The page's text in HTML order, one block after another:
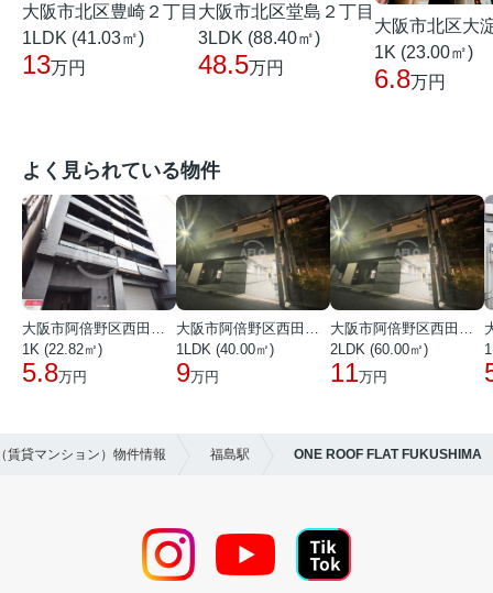
大阪市北区豊崎２丁目
1LDK (41.03㎡)
13万円
大阪市北区堂島２丁目
3LDK (88.40㎡)
48.5万円
大阪市北区大
1K (23.00㎡)
6.8万円
よく見られている物件
大阪市阿倍野区西田辺町１丁目
1K (22.82㎡)
5.8万円
大阪市阿倍野区西田辺町１丁目
1LDK (40.00㎡)
9万円
大阪市阿倍野区西田辺町１丁目
2LDK (60.00㎡)
11万円
賃貸マンション）物件情報 福島駅 ONE ROOF FLAT FUKUSHIMA